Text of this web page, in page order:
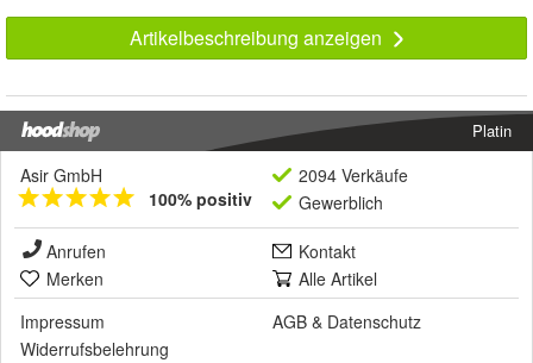
Artikelbeschreibung anzeigen
Platin
Asir GmbH
100% positiv
2094 Verkäufe
Gewerblich
Anrufen
Kontakt
Merken
Alle Artikel
Impressum
AGB & Datenschutz
Widerrufsbelehrung